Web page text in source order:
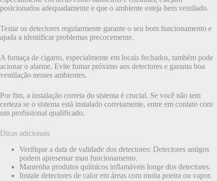
posicionados adequadamente e que o ambiente esteja bem ventilado.
Testar os detectores regularmente garante o seu bom funcionamento e
ajuda a identificar problemas precocemente.
A fumaça de cigarro, especialmente em locais fechados, também pode
acionar o alarme. Evite fumar próximo aos detectores e garanta boa
ventilação nesses ambientes.
Por fim, a instalação correta do sistema é crucial. Se você não tem
certeza se o sistema está instalado corretamente, entre em contato com
um profissional qualificado.
Dicas adicionais
Verifique a data de validade dos detectores: Detectores antigos
podem apresentar mau funcionamento.
Mantenha produtos químicos inflamáveis longe dos detectores.
Instale detectores de calor em áreas com muita poeira ou vapor.